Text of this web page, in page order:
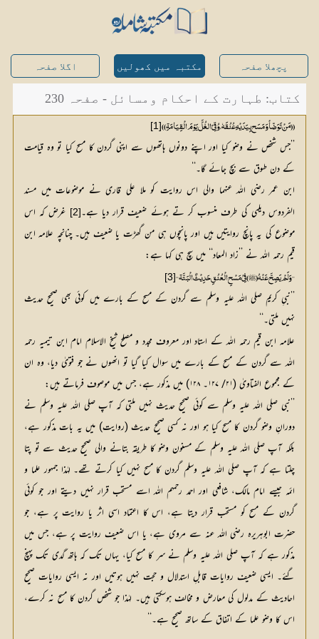
پچھلا صفحہ مکتبہ میں کھولیں اگلا صفحہ
کتاب: طہارت کے احکام ومسائل - صفحہ 230
(( مَنْ تَوَضّأ وَمَسَح بِیَدَیْہِ عُنُقَہٗ، وُقِیَ الغُلَّ یَوْمَ الْقِیَامَۃِ ))[1]
’’جس شخص نے وضو کیا اور اپنے دونوں ہاتھوں سے اپنی گردن کا مسح کیا تو وہ قیامت
کے دن طوق سے بچ جائے گا۔‘‘
ابن عمر رضی اللہ عنہما والی اس روایت کو ملا علی قاری نے موضوعات میں مسند
الفردوس دیلمی کی طرف منسوب کر تے ہوئے ضعیف قرار دیا ہے۔[2]
قیم رحمہ اللہ نے ’’زاد المعاد‘‘ میں سچ ہی کہا ہے:
’’وَلَمْ یَصِحَّ عَنْہُ (ﷺ) فِيْ مَسْحِ الْعُنُقِ حَدِیْثٌ الْبَتَّۃ‘‘[3]
’’نبیِ کریم صلی اللہ علیہ وسلم سے گردن کے مسح کے بارے میں کوئی بھی صحیح حدیث
نہیں ملتی۔‘‘
علامہ ابن قیم رحمہ اللہ کے استاد اور معروف مجدد و مصلح شیخ الاسلام امام ابن تیمیہ رحمہ
اللہ سے گردن کے مسح کے بارے میں سوال کیا گیا تو انھوں نے جو فتویٰ دیا، وہ ان
کے مجموع الفتاویٰ (۲۱/ ۱۲۷۔ ۱۲۸) میں مذکور ہے، جس میں موصوف فرماتے ہیں:
’’نبی صلی اللہ علیہ وسلم سے کوئی صحیح حدیث نہیں ملتی کہ آپ صلی اللہ علیہ وسلم نے
دورانِ وضو گردن کا مسح کیا ہو اور نہ کسی صحیح حدیث (روایت) میں یہ بات مذکور ہے،
بلکہ آپ صلی اللہ علیہ وسلم کے مسنون وضو کا طریقہ بتانے والی صحیح حدیث سے تو پتا
چلتا ہے کہ آپ صلی اللہ علیہ وسلم گردن کا مسح نہیں کیا کرتے تھے۔ لہٰذا جمہور علما و
ائمہ جیسے امام مالک، شافعی اور احمد رحمہم اللہ اسے مستحب قرار نہیں دیتے اور جو کوئی
گردن کے مسح کو مستحب قرار دیتا ہے، اس کا اعتماد اسی اثر یا روایت پر ہے، جو
حضرت ابوہریرہ رضی اللہ عنہ سے مروی ہے، یا اس ضعیف روایت پر ہے، جس میں
مذکور ہے کہ آپ صلی اللہ علیہ وسلم نے سر کا مسح کیا، یہاں تک کہ ہاتھ گدی تک پہنچ
گئے۔ ایسی ضعیف روایات قابلِ استدلال و حجت نہیں ہوتیں اور نہ ایسی روایات صحیح
احادیث کے مدلول کی معارض و مخالف ہوسکتی ہیں۔ لہٰذا جو شخص گردن کا مسح نہ کرے،
اس کا وضو علما کے اتفاق کے ساتھ صحیح ہے۔‘‘